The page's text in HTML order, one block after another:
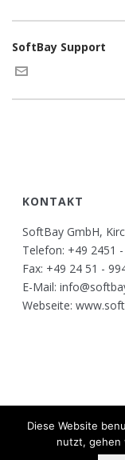
SoftBay Support
KONTAKT
SoftBay GmbH,
Telefon: +49 2451
Fax: +49 24 51 -
E-Mail:
Webseite:
Diese Website
nutzt, gehen